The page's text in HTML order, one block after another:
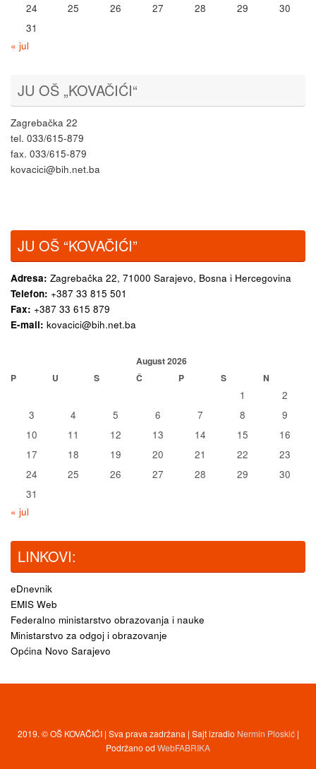
24
25 26 27 28 29
30
31
« jul
JU OŠ „KOVAČIĆI“
Zagrebačka 22
tel. 033/615-879
fax. 033/615-879
kovacici@bih.net.ba
JU OŠ “KOVAČIĆI”
Adresa: Zagrebačka 22, 71000 Sarajevo, Bosna i Hercegovina
Telefon: +387 33 815 501
Fax: +387 33 615 879
E-mail: kovacici@bih.net.ba
August 2026
P
U S Č P S N
1
2
3
4 5 6 7 8
9
10
11 12 13 14 15
16
17
18 19 20 21 22
23
24
25 26 27 28 29
30
31
« jul
LINKOVI:
eDnevnik
EMIS Web
Federalno ministarstvo obrazovanja i nauke
Ministarstvo za odgoj i obrazovanje
Općina Novo Sarajevo
2019. © OŠ KOVAČIĆI | Sva prava zadržana | Sajt izradio Nermin Ploskić|
Podržano od WebFABRIKA